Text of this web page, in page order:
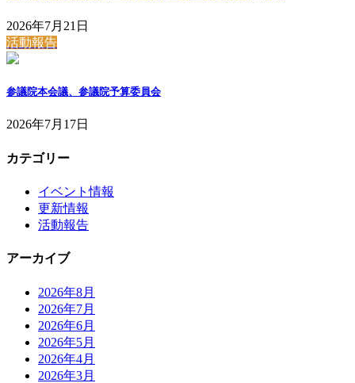
2026年7月21日
活動報告
参議院本会議、参議院予算委員会
2026年7月17日
カテゴリー
イベント情報
更新情報
活動報告
アーカイブ
2026年8月
2026年7月
2026年6月
2026年5月
2026年4月
2026年3月